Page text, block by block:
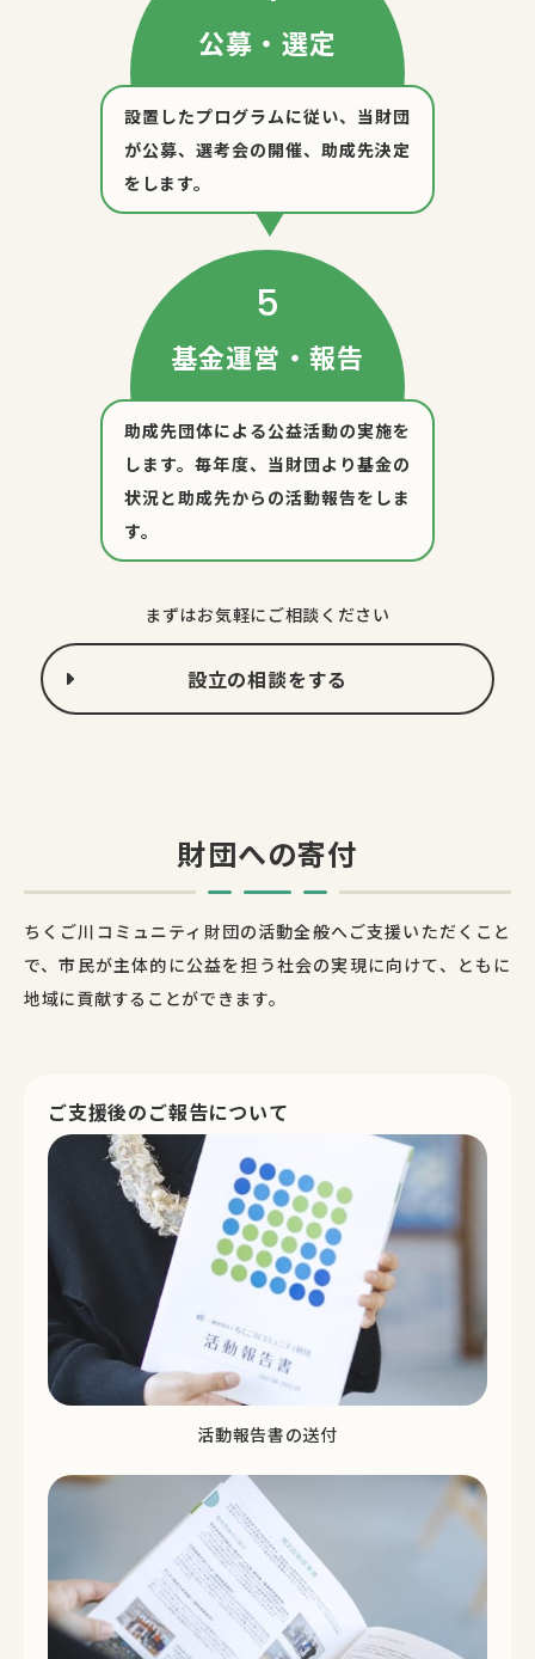
公募・選定
設置したプログラムに従い、当財団
が公募、選考会の開催、助成先決定
をします。
基金運営・報告
助成先団体による公益活動の実施を
します。毎年度、当財団より基金の
状況と助成先からの活動報告をしま
す。
まずはお気軽にご相談ください
設立の相談をする
財団への寄付
ちくご川コミュニティ財団の活動全般へご支援いただくこと
で、市民が主体的に公益を担う社会の実現に向けて、ともに
地域に貢献することができます。
ご支援後のご報告について
活動報告書の送付